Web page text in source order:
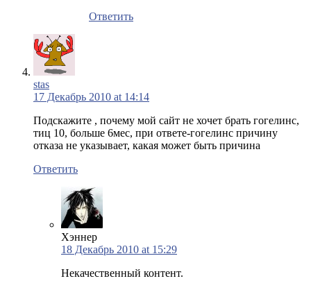
Ответить
stas
17 Декабрь 2010 at 14:14
Подскажите , почему мой сайт не хочет брать гогелинс,
тиц 10, больше 6мес, при ответе-гогелинс причину
отказа не указывает, какая может быть причина
Ответить
Хэннер
18 Декабрь 2010 at 15:29
Некачественный контент.